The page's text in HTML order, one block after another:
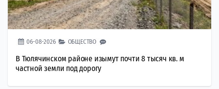
06-08-2026 ОБЩЕСТВО
В Тюлячинском районе изымут почти 8 тысяч кв. м
частной земли под дорогу